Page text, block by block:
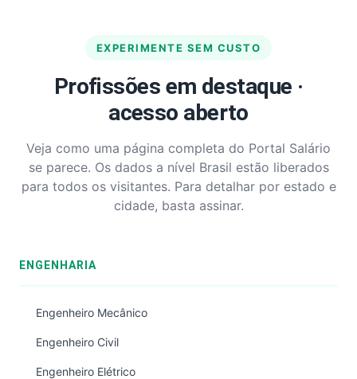
EXPERIMENTE SEM CUSTO
Profissões em destaque ·
acesso aberto
Veja como uma página completa do Portal Salário
se parece. Os dados a nível Brasil estão liberados
para todos os visitantes. Para detalhar por estado e
cidade, basta assinar.
ENGENHARIA
Engenheiro Mecânico
Engenheiro Civil
Engenheiro Elétrico